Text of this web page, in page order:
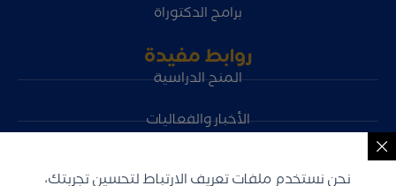
برامج الدكتوراة
روابط مفيدة
المنح الدراسية
الأخبار والفعاليات